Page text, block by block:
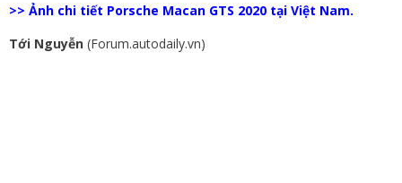
>> Ảnh chi tiết Porsche Macan GTS 2020 tại Việt Nam.
Tới Nguyễn (Forum.autodaily.vn)